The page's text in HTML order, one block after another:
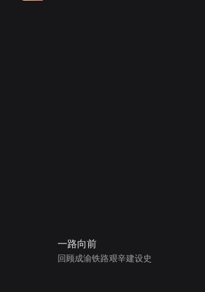
一路向前
回顾成渝铁路艰辛建设史